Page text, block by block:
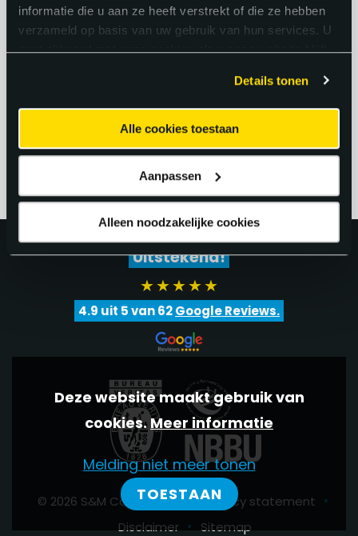
informatie die u aan ze heeft verstrekt of die ze hebben
verzameld op basis van uw gebruik van hun services. U
gaat akkoord met onze cookies als u onze website blijft
Details tonen
Alle cookies toestaan
Aanpassen
Alleen noodzakelijke cookies
graag mee over jouw ontwikkeling,
bijvoorbeeld met
de functie behoort ook een auto van de
zaak tot de mogelijkheden.
Uitstekend!
4.9 uit 5 van62Google Reviews.
© 2026 S&M Consultants • Privacy statement •
Disclaimer • Sitemap
Deze website maakt gebruik van
cookies. Meer informatie
Melding niet meer tonen
TOESTAAN